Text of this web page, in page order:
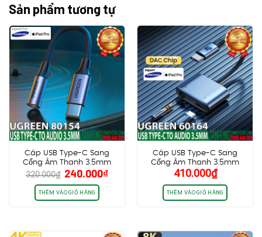
Sản phẩm tương tự
Cáp USB Type-C Sang
Cổng Âm Thanh 3.5mm
Ugreen 80154, hỗ trợ
Samsung/ iPad Pro/
Surface chính hãng cao
cấp
320.000₫ Giá
gốc
là:
320.000₫.
240.000₫Giá
THÊM VÀO GIỎ HÀNG
Cáp USB Type-C Sang
Cổng Âm Thanh 3.5mm
Ugreen 60164, PD 30W hỗ
trợ Samsung/ iPad Pro/
Surface chính hãng cao
cấp
410.000₫
THÊM VÀO GIỎ HÀNG